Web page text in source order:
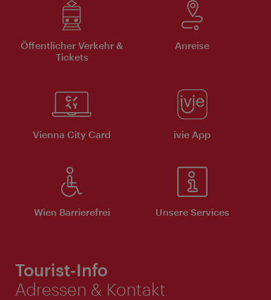
Öffentlicher Verkehr &
Tickets
Anreise
Vienna City Card ivie App
Wien Barrierefrei Unsere Services
Tourist-Info
Adressen & Kontakt